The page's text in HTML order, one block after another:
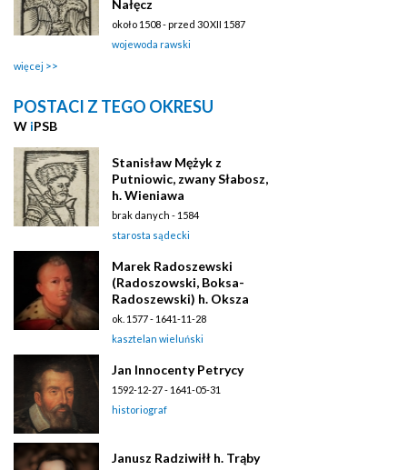
Nałęcz
około 1508 - przed 30 XII 1587
wojewoda rawski
więcej
POSTACI Z TEGO OKRESU
W iPSB
Stanisław Mężyk z
Putniowic, zwany Słabosz,
h. Wieniawa
brak danych - 1584
starosta sądecki
Marek Radoszewski
(Radoszowski, Boksa-
Radoszewski) h. Oksza
ok. 1577 - 1641-11-28
kasztelan wieluński
Jan Innocenty Petrycy
1592-12-27 - 1641-05-31
historiograf
Janusz Radziwiłł h. Trąby